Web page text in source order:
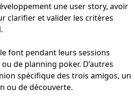
une user story, avoir
clarifier et valider les critères
font pendant leurs sessions
de planning poker. D’autres
spécifique des trois amigos, un
ou de découverte.